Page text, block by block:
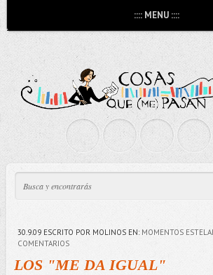
:::: MENU ::::
30.9.09ESCRITO POR MOLINOS EN: MOMENTOS
COMENTARIOS
LOS "ME DA IGUAL"